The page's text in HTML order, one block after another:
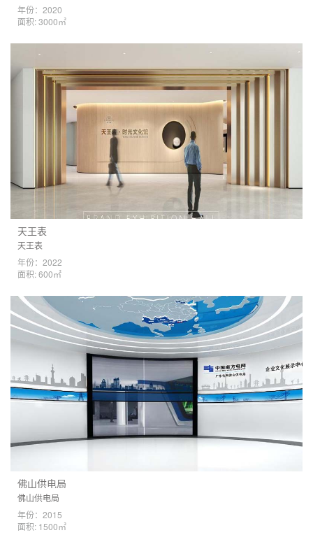
年份：2020
面积: 3000㎡
天王表
天王表
年份：2022
面积: 600㎡
佛山供电局
佛山供电局
年份：2015
面积: 1500㎡